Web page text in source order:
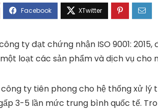
công ty đạt chứng nhận ISO 9001:
loạt các sản phẩm và dịch vụ cho
công ty tiên phong cho hệ thống xử
3-5 lần mức trung bình quốc tế.